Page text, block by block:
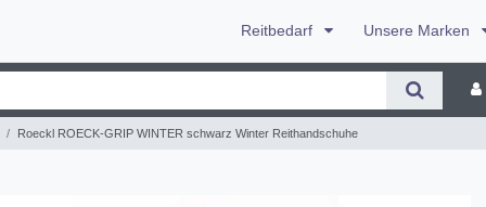
Reitbedarf Unsere Marken
Roeckl ROECK-GRIP WINTER schwarz Winter Reithandschuhe